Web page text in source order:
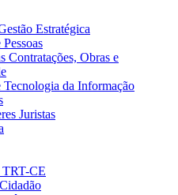
Estratégica
Contratações, Obras e
Tecnologia da Informação
Juristas
TRT-CE